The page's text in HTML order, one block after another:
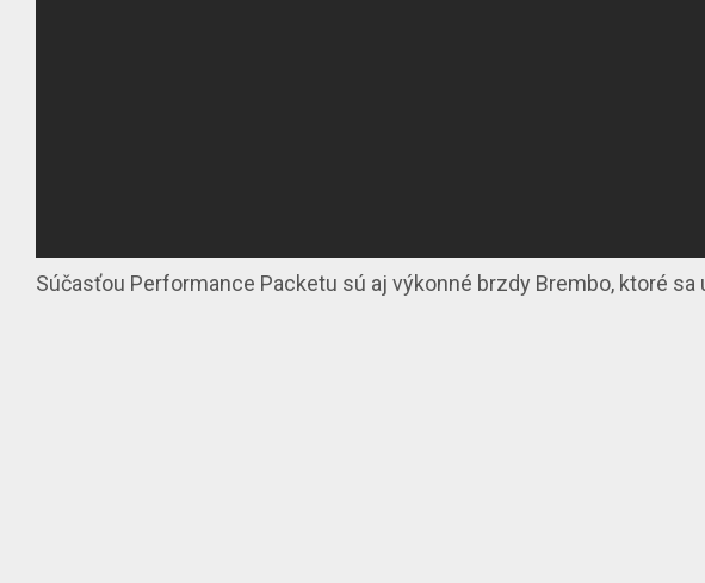
Súčasťou Performance Packetu sú aj výkonné brzdy Brembo, ktoré sa